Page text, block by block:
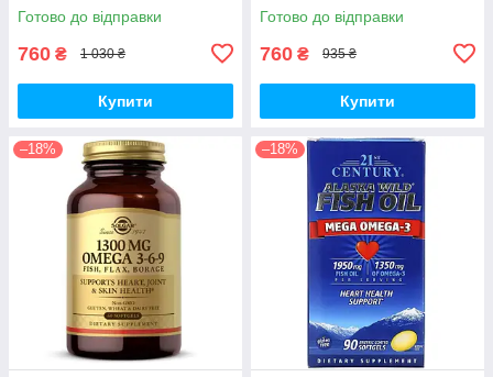
Готово до відправки
760 ₴ 1 030 ₴
Купити
Готово до відправки
760 ₴ 935 ₴
Купити
–18% –18%